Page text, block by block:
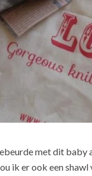
met dit baby
ik er ook een